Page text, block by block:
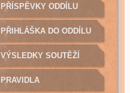
PŘÍSPĚVKY ODDÍLU
JUDO NA ROK 2022
PŘIHLÁŠKA DO ODDÍLU
JUDO
VÝSLEDKY SOUTĚŽÍ
POŘÁDANÝCH NAŠÍM
PRAVIDLA